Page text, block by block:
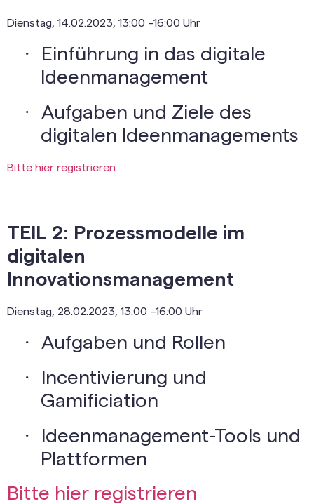
Dienstag, 14.02.2023, 13:00 –16:00 Uhr
·
Einführung in das digitale
Ideenmanagement
·
Aufgaben und Ziele des
digitalen Ideenmanagements
Bitte hier registrieren
TEIL 2: Prozessmodelle im
digitalen
Innovationsmanagement
Dienstag, 28.02.2023, 13:00 –16:00 Uhr
· Aufgaben und Rollen
·
Incentivierung und
Gamificiation
·
Ideenmanagement-Tools und
Plattformen
Bitte hier registrieren